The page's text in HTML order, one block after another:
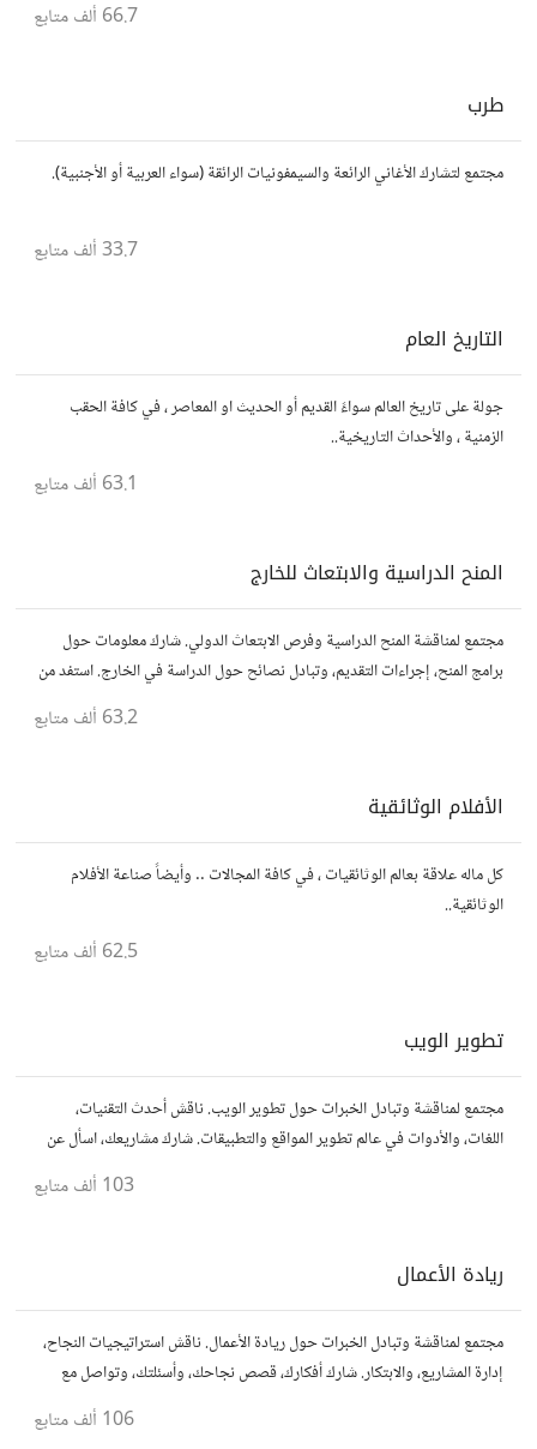
66.7 ألف متابع
طرب
مجتمع لتشارك الأغاني الرائعة والسيمفونيات الرائقة (سواء العربية أو الأجنبية).
33.7 ألف متابع
التاريخ العام
جولة على تاريخ العالم سواءً القديم أو الحديث او المعاصر ، في كافة الحقب
الزمنية ، والأحداث التاريخية..
63.1 ألف متابع
المنح الدراسية والابتعاث للخارج
مجتمع لمناقشة المنح الدراسية وفرص الابتعاث الدولي. شارك معلومات حول
برامج المنح، إجراءات التقديم، وتبادل نصائح حول الدراسة في الخارج. استفد من
63.2 ألف متابع
الأفلام الوثائقية
كل ماله علاقة بعالم الوثائقيات ، في كافة المجالات .. وأيضاً صناعة الأفلام
الوثائقية..
62.5 ألف متابع
تطوير الويب
مجتمع لمناقشة وتبادل الخبرات حول تطوير الويب. ناقش أحدث التقنيات،
اللغات، والأدوات في عالم تطوير المواقع والتطبيقات. شارك مشاريعك، اسأل عن
103 ألف متابع
ريادة الأعمال
مجتمع لمناقشة وتبادل الخبرات حول ريادة الأعمال. ناقش استراتيجيات النجاح،
إدارة المشاريع، والابتكار. شارك أفكارك، قصص نجاحك، وأسئلتك، وتواصل مع
106 ألف متابع